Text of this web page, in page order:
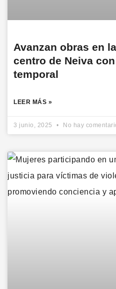
Avanzan obras en
centro de Neiva
temporal
LEER MÁS »
3 junio, 2025 No hay